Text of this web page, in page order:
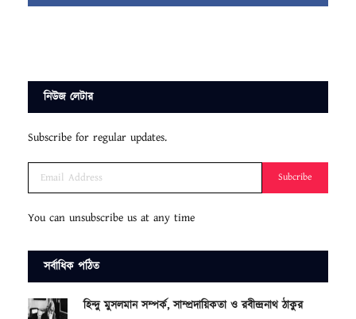
নিউজ লেটার
Subscribe for regular updates.
Subcribe
You can unsubscribe us at any time
সর্বাধিক পঠিত
হিন্দু মুসলমান সম্পর্ক, সাম্প্রদায়িকতা ও রবীন্দ্রনাথ ঠাকুর